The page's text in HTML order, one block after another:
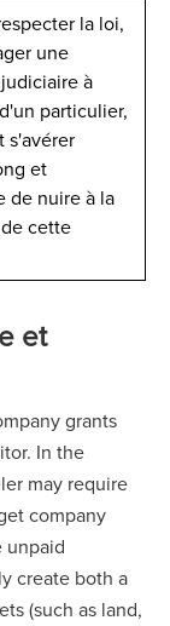
la loi,
une
à
particulier,
s'avérer
et
de nuire à la
cette
et
grants
In the
may require
company
unpaid
create both a
(such as land,